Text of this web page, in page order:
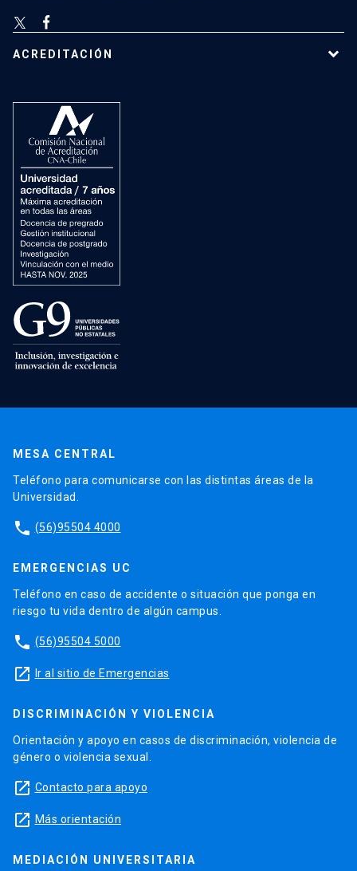
ACREDITACIÓN
MESA CENTRAL
Teléfono para comunicarse con las distintas áreas de la
Universidad.
phone (56)95504 4000
EMERGENCIAS UC
Teléfono en caso de accidente o situación que ponga en
riesgo tu vida dentro de algún campus.
phone (56)95504 5000
launch Ir al sitio de Emergencias
DISCRIMINACIÓN Y VIOLENCIA
Orientación y apoyo en casos de discriminación, violencia de
género o violencia sexual.
launch Contacto para apoyo
launch Más orientación
MEDIACIÓN UNIVERSITARIA